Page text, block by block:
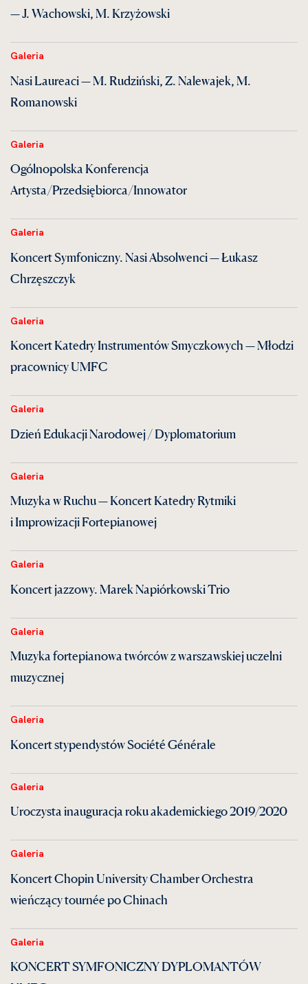
— J. Wachowski, M. Krzyżowski
Galeria
Nasi Laureaci — M. Rudziński, Z. Nalewajek, M.
Romanowski
Galeria
Ogólnopolska Konferencja
Artysta/Przedsiębiorca/Innowator
Galeria
Koncert Symfoniczny. Nasi Absolwenci — Łukasz
Chrzęszczyk
Galeria
Koncert Katedry Instrumentów Smyczkowych — Młodzi
pracownicy UMFC
Galeria
Dzień Edukacji Narodowej / Dyplomatorium
Galeria
Muzyka w Ruchu — Koncert Katedry Rytmiki
i Improwizacji Fortepianowej
Galeria
Koncert jazzowy. Marek Napiórkowski Trio
Galeria
Muzyka fortepianowa twórców z warszawskiej uczelni
muzycznej
Galeria
Koncert stypendystów Société Générale
Galeria
Uroczysta inauguracja roku akademickiego 2019/2020
Galeria
Koncert Chopin University Chamber Orchestra
wieńczący tournée po Chinach
Galeria
KONCERT SYMFONICZNY DYPLOMANTÓW